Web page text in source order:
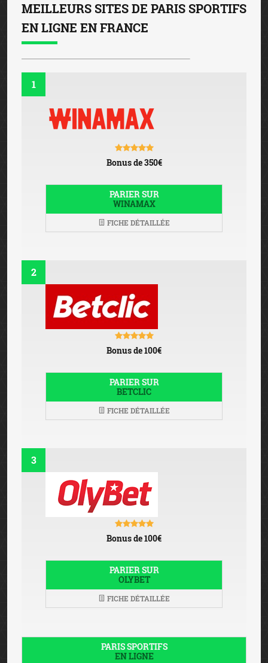
MEILLEURS SITES DE PARIS SPORTIFS
EN LIGNE EN FRANCE
1
Bonus de 350€
PARIER SUR
WINAMAX
FICHE DÉTAILLÉE
2
Bonus de 100€
PARIER SUR
BETCLIC
FICHE DÉTAILLÉE
3
Bonus de 100€
PARIER SUR
OLYBET
FICHE DÉTAILLÉE
PARIS SPORTIFS
EN LIGNE